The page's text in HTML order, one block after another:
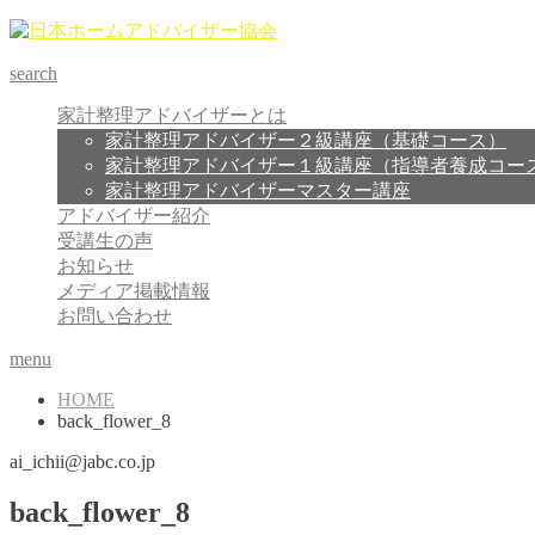
search
家計整理アドバイザーとは
家計整理アドバイザー２級講座（基礎コース）
家計整理アドバイザー１級講座（指導者養成コー
家計整理アドバイザーマスター講座
アドバイザー紹介
受講生の声
お知らせ
メディア掲載情報
お問い合わせ
menu
HOME
back_flower_8
ai_ichii@jabc.co.jp
back_flower_8